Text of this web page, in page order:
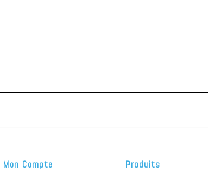
Mon Compte Produits